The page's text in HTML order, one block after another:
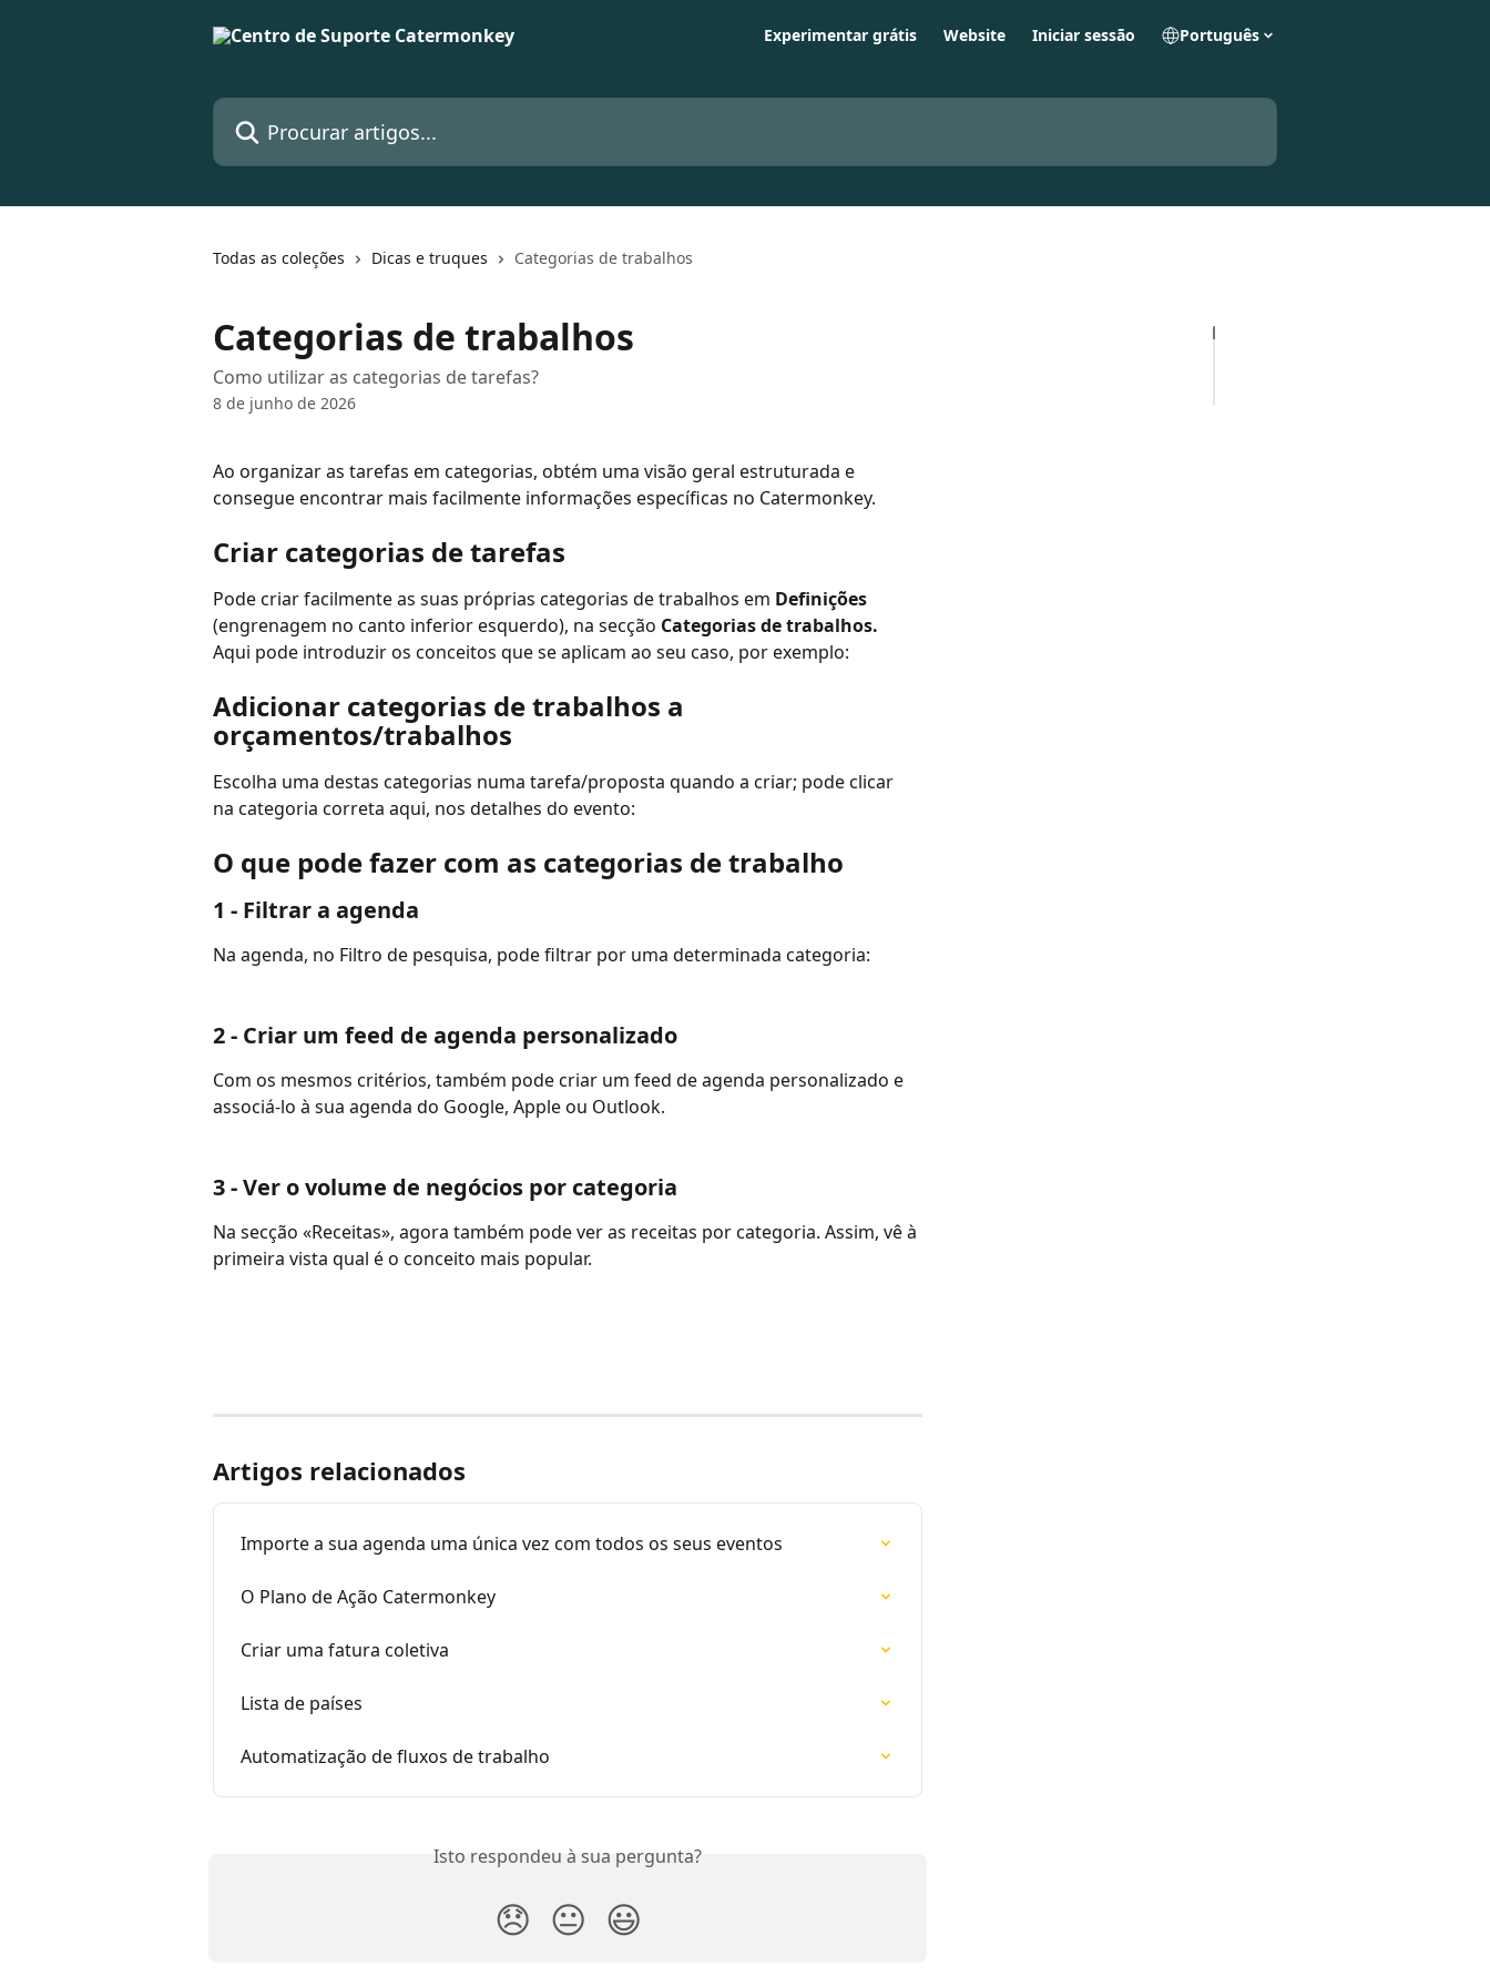
Experimentar grátis Website Iniciar sessão Português
Procurar artigos...
Todas as coleções Dicas e truques Categorias de trabalhos
Categorias de trabalhos
Como utilizar as categorias de tarefas?
8 de junho de 2026
Ao organizar as tarefas em categorias, obtém uma visão geral estruturada e
consegue encontrar mais facilmente informações específicas no Catermonkey.
Criar categorias de tarefas
Pode criar facilmente as suas próprias categorias de trabalhos em Definições
(engrenagem no canto inferior esquerdo), na secção Categorias de trabalhos.
Aqui pode introduzir os conceitos que se aplicam ao seu caso, por exemplo:
Adicionar categorias de trabalhos a
orçamentos/trabalhos
Escolha uma destas categorias numa tarefa/proposta quando a criar; pode clicar
na categoria correta aqui, nos detalhes do evento:
O que pode fazer com as categorias de trabalho
1 - Filtrar a agenda
Na agenda, no Filtro de pesquisa, pode filtrar por uma determinada categoria:
2 - Criar um feed de agenda personalizado
Com os mesmos critérios, também pode criar um feed de agenda personalizado e
associá-lo à sua agenda do Google, Apple ou Outlook.
3 - Ver o volume de negócios por categoria
Na secção «Receitas», agora também pode ver as receitas por categoria. Assim, vê à
primeira vista qual é o conceito mais popular.
Artigos relacionados
Importe a sua agenda uma única vez com todos os seus eventos
O Plano de Ação Catermonkey
Criar uma fatura coletiva
Lista de países
Automatização de fluxos de trabalho
Isto respondeu à sua pergunta?
😞 😐 😃